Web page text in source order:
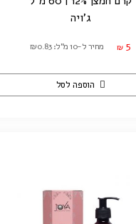
ג'ויה
₪ 5 מחיר ל-10 מ"ל: ₪0.83
הוספה לסל